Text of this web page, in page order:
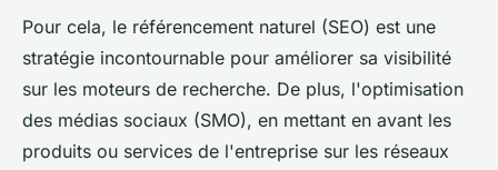
Pour cela, le référencement naturel (SEO) est une
stratégie incontournable pour améliorer sa visibilité
sur les moteurs de recherche. De plus, l'optimisation
des médias sociaux (SMO), en mettant en avant les
produits ou services de l'entreprise sur les réseaux